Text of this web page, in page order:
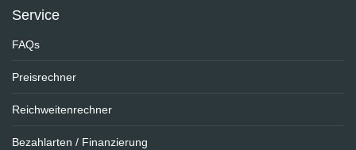
Service
FAQs
Preisrechner
Reichweitenrechner
Bezahlarten / Finanzierung